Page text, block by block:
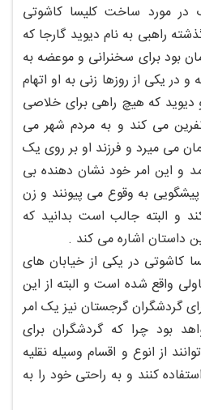
در مورد ساخت کلیسا کاشوتی
راهبی به نام دیوید گارجا که
آن زمان بود برای سخنرانی و موعضه به
در یکی از روزها زنی به او اتهام
دیوید که هیچ راهی برای خلاصی
نفرین می کند و به مردم شهر می
می میرد و فرزند او بر روی یک
و این امر خود نشان دهنده بی
به وقوع می پیونند و زن
و البته جالب است بدانید که
داستان اشاره می کند .
کاشوتی در یکی از خیابان های
واقع شده است و البته از این
گردشگران گرجستان نیز یک امر
بود چرا که گردشگران برای
از انوع و اقسام وسیله نقلیه
کنند و به راحتی خود را به